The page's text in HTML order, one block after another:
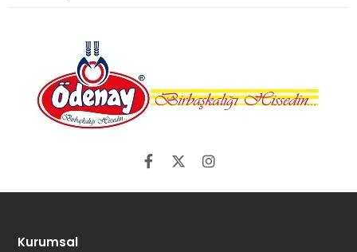
Kurumsal